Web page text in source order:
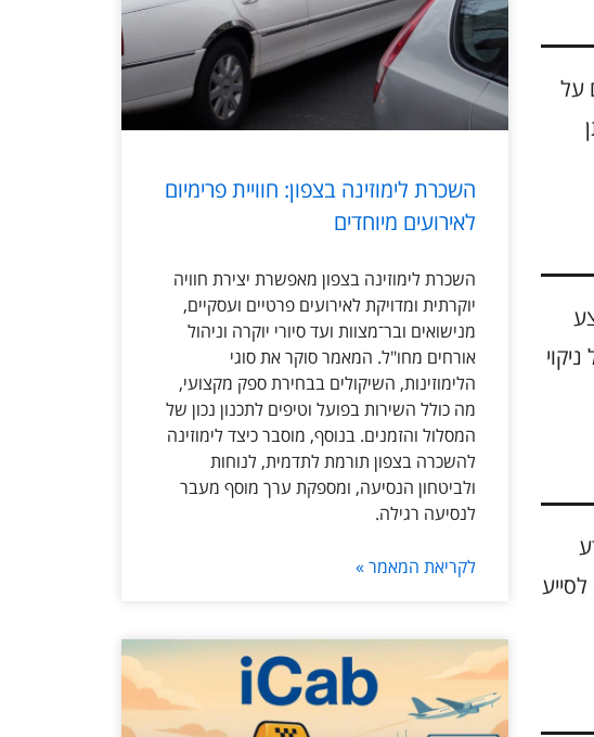
על
השכרת לימוזינה בצפון: חוויית פרימיום
לאירועים מיוחדים
השכרת לימוזינה בצפון מאפשרת יצירת חוויה
יוקרתית ומדויקת לאירועים פרטיים ועסקיים,
מנישואים ובר־מצוות ועד סיורי יוקרה וניהול
אורחים מחו"ל. המאמר סוקר את סוגי
הלימוזינות, השיקולים בבחירת ספק מקצועי,
מה כולל השירות בפועל וטיפים לתכנון נכון של
המסלול והזמנים. בנוסף, מוסבר כיצד לימוזינה
להשכרה בצפון תורמת לתדמית, לנוחות
ולביטחון הנסיעה, ומספקת ערך מוסף מעבר
לנסיעה רגילה.
לקריאת המאמר »